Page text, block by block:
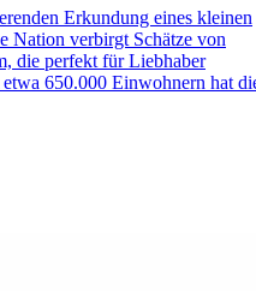
Erkundung eines kleinen
Nation verbirgt Schätze von
die perfekt für Liebhaber
650.000 Einwohnern hat